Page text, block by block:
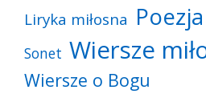
Liryka miłosna
Sonet Wiersze
Wiersze o Bogu